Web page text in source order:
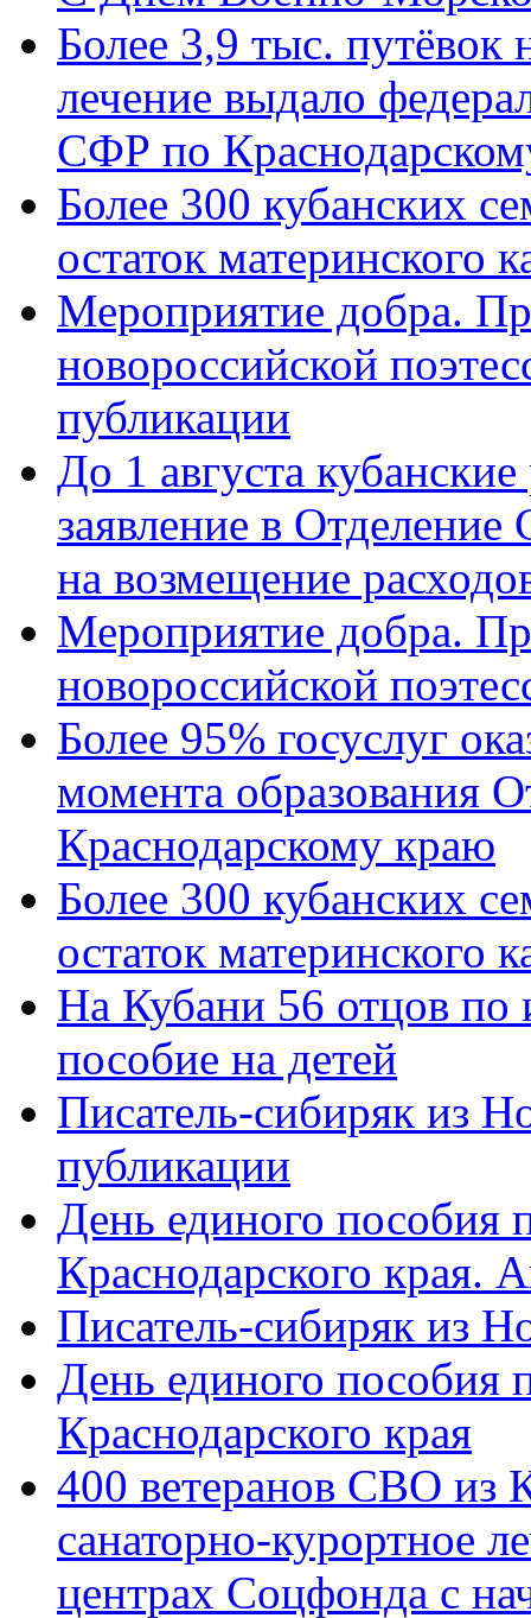
Более 3,9 тыс. путёвок
лечение выдало
СФР по
Более 300 кубанских
остаток материнского
Мероприятие добра.
новороссийской
публикации
До 1 августа
заявление в
на возмещение
Мероприятие добра.
новороссийской
Более 95% госуслуг
момента образования
Краснодарскому краю
Более 300 кубанских
остаток материнского
На Кубани 56 отцов по
пособие на детей
Писатель-сибиряк из
публикации
День единого пособия
Краснодарского края.
Писатель-сибиряк из
День единого пособия
Краснодарского края
400 ветеранов СВО из
санаторно-курортное
центрах Соцфонда с